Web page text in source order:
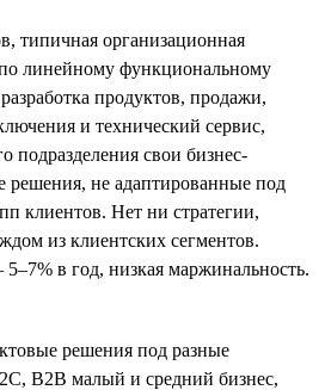
типичная организационная
по линейному функциональному
продуктов, продажи,
и технический сервис,
свои бизнес-
решения, не адаптированные под
клиентов. Нет ни стратегии,
из клиентских сегментов.
в год, низкая маржинальность.
решения под разные
В2В малый и средний бизнес,